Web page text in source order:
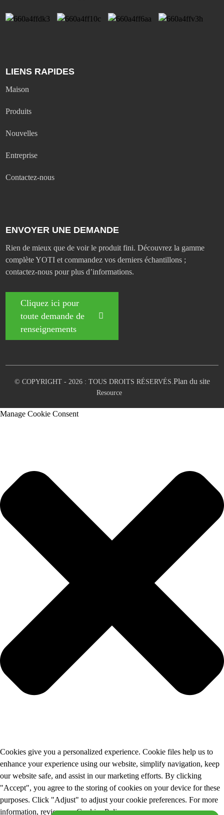
LIENS RAPIDES
Maison
Produits
Nouvelles
Entreprise
Contactez-nous
ENVOYER UNE DEMANDE
Rien de mieux que de voir le produit fini. Découvrez la gamme
complète YOTI et commandez vos derniers échantillons ;
contactez-nous pour plus d’informations.
Cliquez ici pour
toute demande de
renseignements
© COPYRIGHT - 2026 : TOUS DROITS RÉSERVÉS. Plan du site
Resource
Manage Cookie Consent
Cookies give you a personalized experience. Cookie files help us to
enhance your experience using our website, simplify navigation, keep
our website safe, and assist in our marketing efforts. By clicking
"Accept", you agree to the storing of cookies on your device for these
purposes. Click "Adjust" to adjust your cookie preferences. For more
information, review our Cookies Policy.